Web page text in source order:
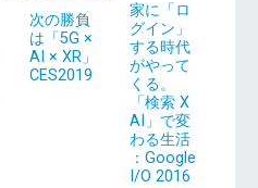
次の勝負
は「5G ×
AI × XR」
CES2019
家に「ロ
グイン」
する時代
がやって
くる。
「検索 X
AI」で変
わる生活
：Google
I/O 2016